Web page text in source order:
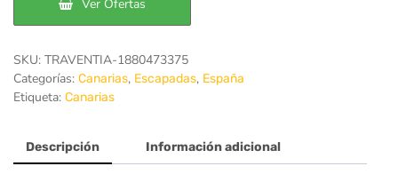
Ver Ofertas
SKU: TRAVENTIA-1880473375
Categorías: Canarias, Escapadas, España
Etiqueta: Canarias
Descripción Información adicional